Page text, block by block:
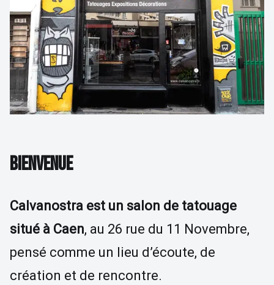
Détatouage Laser
Guides & Inspiration
La Boutique
FAQ
Contactez Nous
BIENVENUE
Calvanostra est un salon de tatouage
situé à Caen, au 26 rue du 11 Novembre,
pensé comme un lieu d’écoute, de
création et de rencontre.